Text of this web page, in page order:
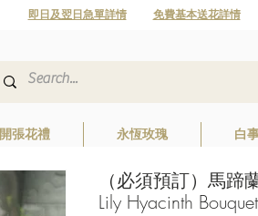
即日及翌日急單詳情 免費基本送花詳情
開張花禮 永恆玫瑰 白
（必須預訂）馬蹄
Lily Hyacinth Bouquet